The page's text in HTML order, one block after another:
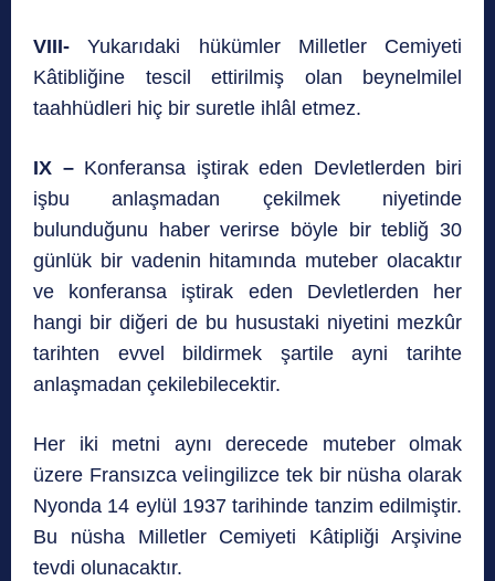
VIII- Yukarıdaki hükümler Milletler Cemiyeti
Kâtibliğine tescil ettirilmiş olan beynelmilel
taahhüdleri hiç bir suretle ihlâl etmez.
IX –Konferansa iştirak eden Devletlerden biri
işbu anlaşmadan çekilmek niyetinde
bulunduğunu haber verirse böyle bir tebliğ 30
günlük bir vadenin hitamında muteber olacaktır
ve konferansa iştirak eden Devletlerden her
hangi bir diğeri de bu husustaki niyetini mezkûr
tarihten evvel bildirmek şartile ayni tarihte
anlaşmadan çekilebilecektir.
Her iki metni aynı derecede muteber olmak
üzere Fransızca veİingilizce tek bir nüsha olarak
Nyonda 14 eylül 1937 tarihinde tanzim edilmiştir.
Bu nüsha Milletler Cemiyeti Kâtipliği Arşivine
tevdi olunacaktır.